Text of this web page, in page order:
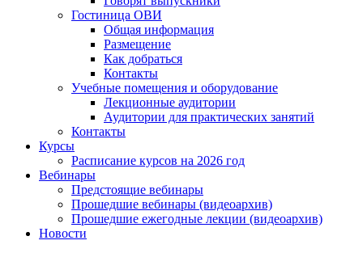
Гостиница ОВИ
Общая информация
Размещение
Как добраться
Контакты
Учебные помещения и оборудование
Лекционные аудитории
Аудитории для практических занятий
Контакты
Курсы
Расписание курсов на 2026 год
Вебинары
Предстоящие вебинары
Прошедшие вебинары (видеоархив)
Прошедшие ежегодные лекции (видеоархив)
Новости